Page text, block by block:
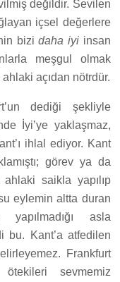
değildir. Sevilen
içsel değerlere
bizidaha iyiinsan
meşgul olmak
açıdan nötrdür.
dediği şekliyle
İyi’ye yaklaşmaz,
ihlal ediyor. Kant
görev ya da
saikla yapılıp
eylemin altta duran
asla
bu. Kant’a atfedilen
Frankfurt
sevmemiz